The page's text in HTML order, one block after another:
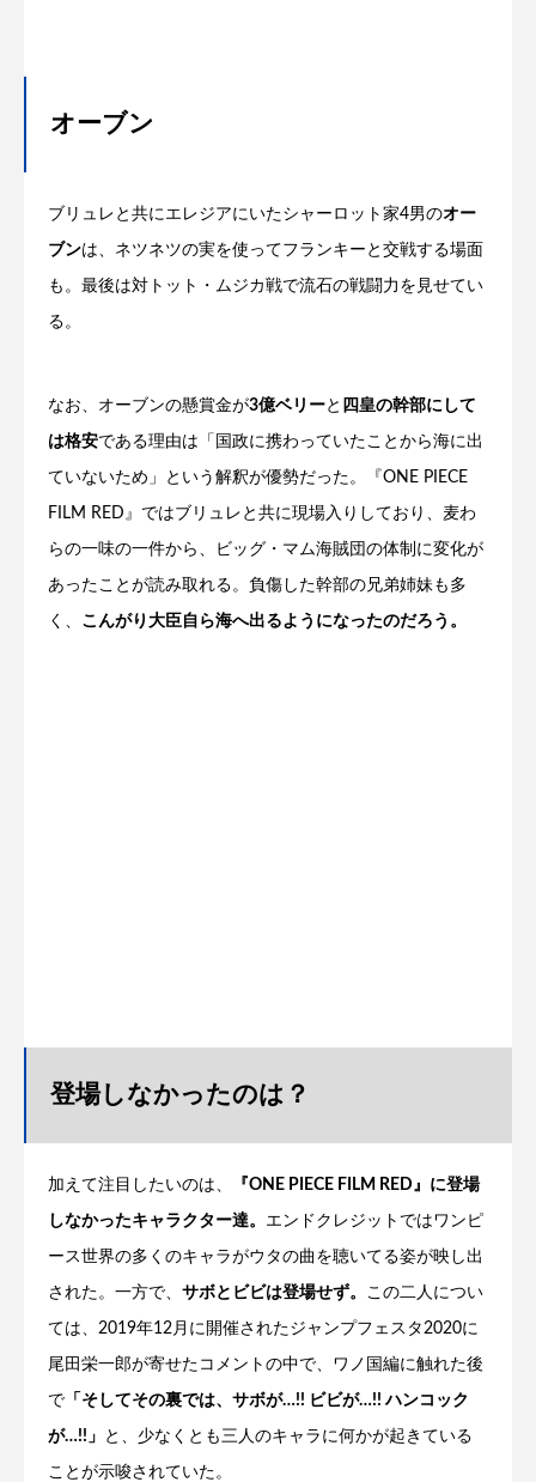
オーブン
ブリュレと共にエレジアにいたシャーロット家4男のオー
ブンは、ネツネツの実を使ってフランキーと交戦する場面
も。最後は対トット・ムジカ戦で流石の戦闘力を見せてい
る。
なお、オーブンの懸賞金が3億ベリーと 四皇の幹部にして
は格安である理由は「国政に携わっていたことから海に出
ていないため」という解釈が優勢だった。『ONE PIECE
FILM RED』ではブリュレと共に現場入りしており、麦わ
らの一味の一件から、ビッグ・マム海賊団の体制に変化が
あったことが読み取れる。負傷した幹部の兄弟姉妹も多
く、 こんがり大臣自ら海へ出るようになったのだろう。
登場しなかったのは？
加えて注目したいのは、 『ONE PIECE FILM RED』に登場
しなかったキャラクター達。 エンドクレジットではワンピ
ース世界の多くのキャラがウタの曲を聴いてる姿が映し出
された。一方で、 サボとビビは登場せず。 この二人につい
ては、2019年12月に開催されたジャンプフェスタ2020に
尾田栄一郎が寄せたコメントの中で、ワノ国編に触れた後
で 「そしてその裏では、サボが…!! ビビが…!! ハンコック
が…!!」 と、少なくとも三人のキャラに何かが起きている
ことが示唆されていた。